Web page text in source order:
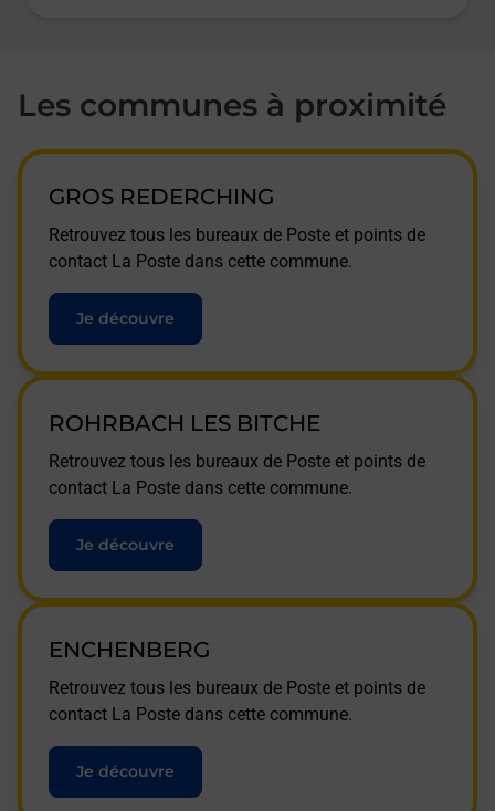
Les communes à proximité
GROS REDERCHING
Retrouvez tous les bureaux de Poste et points de
contact La Poste dans cette commune.
Je découvre
ROHRBACH LES BITCHE
Retrouvez tous les bureaux de Poste et points de
contact La Poste dans cette commune.
Je découvre
ENCHENBERG
Retrouvez tous les bureaux de Poste et points de
contact La Poste dans cette commune.
Je découvre